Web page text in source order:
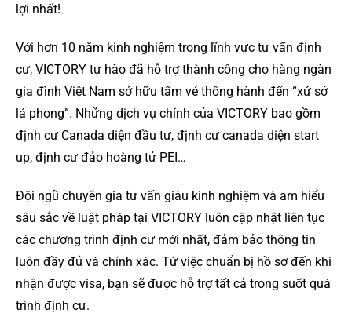
lợi nhất!
Với hơn 10 năm kinh nghiệm trong lĩnh vực tư vấn định
cư, VICTORY tự hào đã hỗ trợ thành công cho hàng ngàn
gia đình Việt Nam sở hữu tấm vé thông hành đến “xứ sở
lá phong”. Những dịch vụ chính của VICTORY bao gồm
định cư Canada diện đầu tư, định cư canada diện start
up, định cư đảo hoàng tử PEI…
Đội ngũ chuyên gia tư vấn giàu kinh nghiệm và am hiểu
sâu sắc về luật pháp tại VICTORY luôn cập nhật liên tục
các chương trình định cư mới nhất, đảm bảo thông tin
luôn đầy đủ và chính xác. Từ việc chuẩn bị hồ sơ đến khi
nhận được visa, bạn sẽ được hỗ trợ tất cả trong suốt quá
trình định cư.